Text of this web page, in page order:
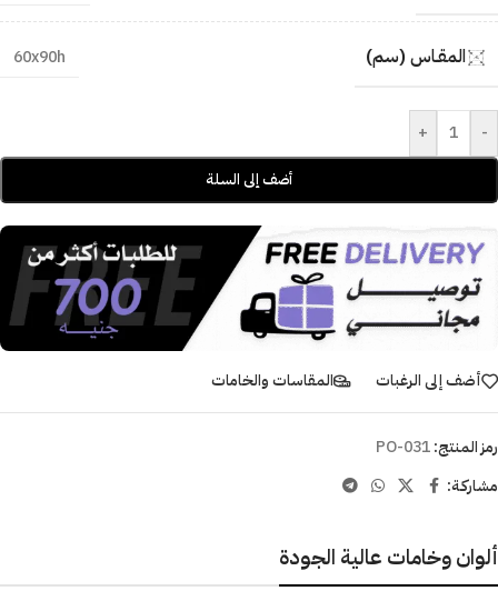
المقـاس (سم) 60x90h
-
+
أضف إلى السلة
أضف إلى الرغبات المقاسات والخامات
رمز المنتج:PO-031
مشاركـة:
ألوان وخامات عالية الجودة